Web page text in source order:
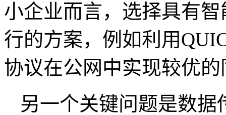
小企业而言，选择具有
行的方案，例如利用
协议在公网中实现较优
另一个关键问题是数